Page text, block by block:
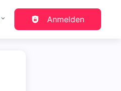
Anmelden